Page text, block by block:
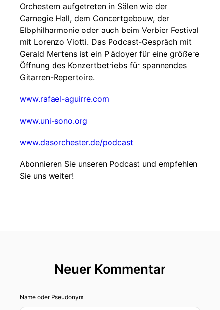
Orchestern aufgetreten in Sälen wie der
Carnegie Hall, dem Concertgebouw, der
Elbphilharmonie oder auch beim Verbier Festival
mit Lorenzo Viotti. Das Podcast-Gespräch mit
Gerald Mertens ist ein Plädoyer für eine größere
Öffnung des Konzertbetriebs für spannendes
Gitarren-Repertoire.
www.rafael-aguirre.com
www.uni-sono.org
www.dasorchester.de/podcast
Abonnieren Sie unseren Podcast und empfehlen
Sie uns weiter!
Neuer Kommentar
Name oder Pseudonym